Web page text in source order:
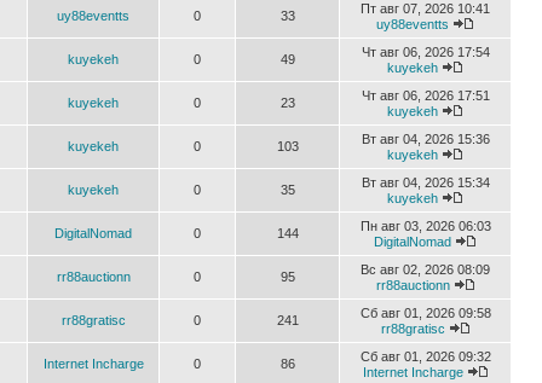
uy88eventts 0 33
Пт авг 07, 2026 10:41
uy88eventts
kuyekeh 0 49
Чт авг 06, 2026 17:54
kuyekeh
kuyekeh 0 23
Чт авг 06, 2026 17:51
kuyekeh
kuyekeh 0 103
Вт авг 04, 2026 15:36
kuyekeh
kuyekeh 0 35
Вт авг 04, 2026 15:34
kuyekeh
DigitalNomad 0 144
Пн авг 03, 2026 06:03
DigitalNomad
rr88auctionn 0 95
Вс авг 02, 2026 08:09
rr88auctionn
rr88gratisc 0 241
Сб авг 01, 2026 09:58
rr88gratisc
Internet Incharge 0 86
Сб авг 01, 2026 09:32
Internet Incharge